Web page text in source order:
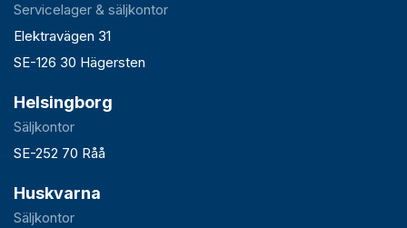
Servicelager & säljkontor
Elektravägen 31
SE-126 30 Hägersten
Helsingborg
Säljkontor
SE-252 70 Råå
Huskvarna
Säljkontor